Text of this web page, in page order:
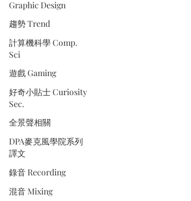
Graphic Design
趨勢 Trend
計算機科學 Comp.
Sci
遊戲 Gaming
好奇小貼士 Curiosity
Sec.
全景聲相關
DPA麥克風學院系列
譯文
錄音 Recording
混音 Mixing